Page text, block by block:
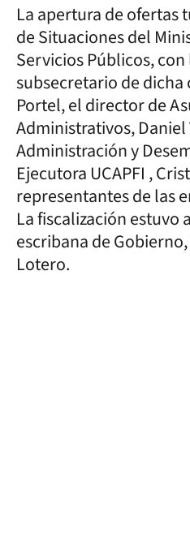
La apertura de ofertas
de Situaciones del
Servicios Públicos,
subsecretario de
Portel, el director de
Administrativos,
Administración y
Ejecutora UCAPFI ,
representantes de las
La fiscalización estuvo
escribana de
Lotero.